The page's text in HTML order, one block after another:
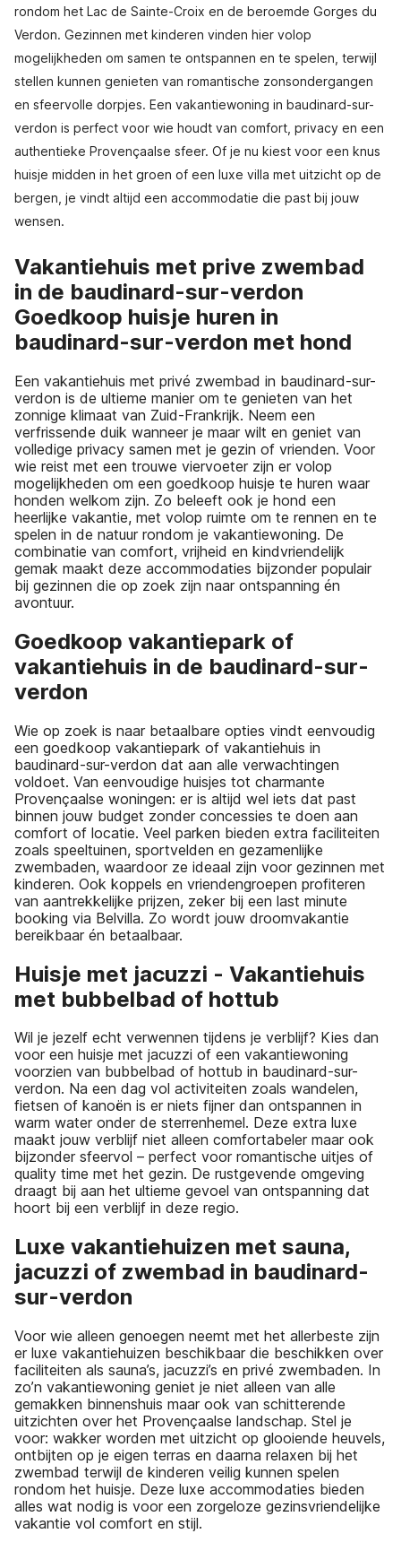
rondom het Lac de Sainte-Croix en de beroemde Gorges du
Verdon. Gezinnen met kinderen vinden hier volop
mogelijkheden om samen te ontspannen en te spelen, terwijl
stellen kunnen genieten van romantische zonsondergangen
en sfeervolle dorpjes. Een vakantiewoning in baudinard-sur-
verdon is perfect voor wie houdt van comfort, privacy en een
authentieke Provençaalse sfeer. Of je nu kiest voor een knus
huisje midden in het groen of een luxe villa met uitzicht op de
bergen, je vindt altijd een accommodatie die past bij jouw
wensen.
Vakantiehuis met prive zwembad
in de baudinard-sur-verdon
Goedkoop huisje huren in
baudinard-sur-verdon met hond
Een vakantiehuis met privé zwembad in baudinard-sur-
verdon is de ultieme manier om te genieten van het
zonnige klimaat van Zuid-Frankrijk. Neem een
verfrissende duik wanneer je maar wilt en geniet van
volledige privacy samen met je gezin of vrienden. Voor
wie reist met een trouwe viervoeter zijn er volop
mogelijkheden om een goedkoop huisje te huren waar
honden welkom zijn. Zo beleeft ook je hond een
heerlijke vakantie, met volop ruimte om te rennen en te
spelen in de natuur rondom je vakantiewoning. De
combinatie van comfort, vrijheid en kindvriendelijk
gemak maakt deze accommodaties bijzonder populair
bij gezinnen die op zoek zijn naar ontspanning én
avontuur.
Goedkoop vakantiepark of
vakantiehuis in de baudinard-sur-
verdon
Wie op zoek is naar betaalbare opties vindt eenvoudig
een goedkoop vakantiepark of vakantiehuis in
baudinard-sur-verdon dat aan alle verwachtingen
voldoet. Van eenvoudige huisjes tot charmante
Provençaalse woningen: er is altijd wel iets dat past
binnen jouw budget zonder concessies te doen aan
comfort of locatie. Veel parken bieden extra faciliteiten
zoals speeltuinen, sportvelden en gezamenlijke
zwembaden, waardoor ze ideaal zijn voor gezinnen met
kinderen. Ook koppels en vriendengroepen profiteren
van aantrekkelijke prijzen, zeker bij een last minute
booking via Belvilla. Zo wordt jouw droomvakantie
bereikbaar én betaalbaar.
Huisje met jacuzzi - Vakantiehuis
met bubbelbad of hottub
Wil je jezelf echt verwennen tijdens je verblijf? Kies dan
voor een huisje met jacuzzi of een vakantiewoning
voorzien van bubbelbad of hottub in baudinard-sur-
verdon. Na een dag vol activiteiten zoals wandelen,
fietsen of kanoën is er niets fijner dan ontspannen in
warm water onder de sterrenhemel. Deze extra luxe
maakt jouw verblijf niet alleen comfortabeler maar ook
bijzonder sfeervol – perfect voor romantische uitjes of
quality time met het gezin. De rustgevende omgeving
draagt bij aan het ultieme gevoel van ontspanning dat
hoort bij een verblijf in deze regio.
Luxe vakantiehuizen met sauna,
jacuzzi of zwembad in baudinard-
sur-verdon
Voor wie alleen genoegen neemt met het allerbeste zijn
er luxe vakantiehuizen beschikbaar die beschikken over
faciliteiten als sauna’s, jacuzzi’s en privé zwembaden. In
zo’n vakantiewoning geniet je niet alleen van alle
gemakken binnenshuis maar ook van schitterende
uitzichten over het Provençaalse landschap. Stel je
voor: wakker worden met uitzicht op glooiende heuvels,
ontbijten op je eigen terras en daarna relaxen bij het
zwembad terwijl de kinderen veilig kunnen spelen
rondom het huisje. Deze luxe accommodaties bieden
alles wat nodig is voor een zorgeloze gezinsvriendelijke
vakantie vol comfort en stijl.